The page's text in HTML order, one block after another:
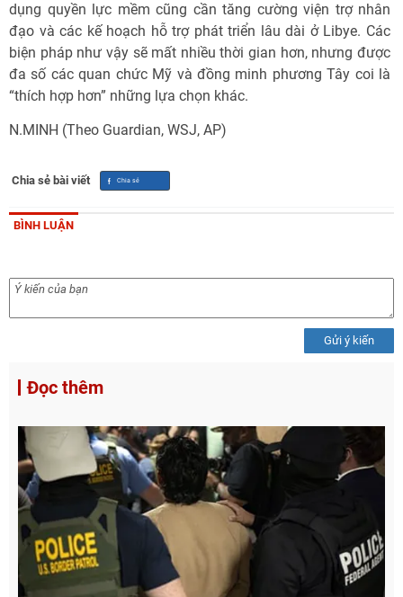
dụng quyền lực mềm cũng cần tăng cường viện trợ nhân
đạo và các kế hoạch hỗ trợ phát triển lâu dài ở Libye. Các
biện pháp như vậy sẽ mất nhiều thời gian hơn, nhưng được
đa số các quan chức Mỹ và đồng minh phương Tây coi là
“thích hợp hơn” những lựa chọn khác.
N.MINH (Theo Guardian, WSJ, AP)
Chia sẻ bài viết
BÌNH LUẬN
Gửi ý kiến
Đọc thêm